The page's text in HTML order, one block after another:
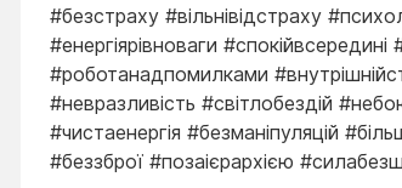
#безстраху #вільнівідстраху
#енергіярівноваги
#роботанадпомилками
#невразливість #світлобездiй
#чистаенергія #безманіпуляцій
#беззброї #позаієрархією